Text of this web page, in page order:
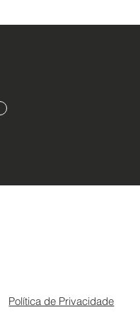
Política de Privacidade